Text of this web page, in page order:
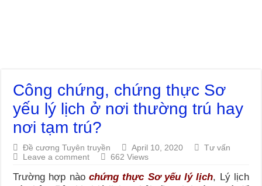
Công chứng, chứng thực Sơ
yếu lý lịch ở nơi thường trú hay
nơi tạm trú?
Đề cương Tuyên truyền April 10, 2020
Tư vấn
Leave a comment
662 Views
Trường hợp nào chứng thực Sơ yếu lý lịch, Lý lịch